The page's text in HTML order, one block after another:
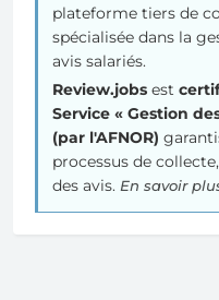
plateforme tiers de
spécialisée dans la
avis salariés.
Review.jobs est
Service « Gestion
(par l'AFNOR)
processus de
des avis. En savoir